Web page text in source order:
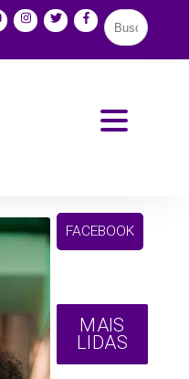
FACEBOOK
MAIS
LIDAS